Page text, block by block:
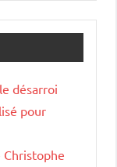
désarroi
pour
Christophe